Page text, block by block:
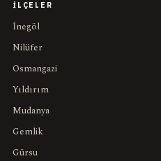
İLÇELER
İnegöl
Nilüfer
Osmangazi
Yıldırım
Mudanya
Gemlik
Gürsu